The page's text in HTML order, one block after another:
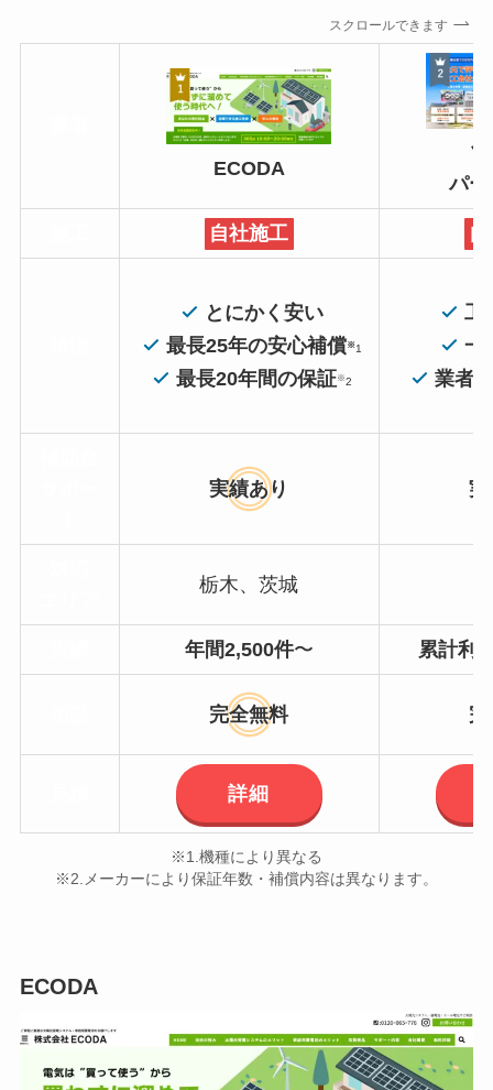
スクロールできます
ECODA
パ
自社施工
とにかく安い
最長25年の安心補償※1
最長20年間の保証※2
工
一
業者
実績あり 実
栃木、茨城
年間2,500件〜 累計利
完全無料
詳細
※1.機種により異なる
※2.メーカーにより保証年数・補償内容は異なります。
ECODA